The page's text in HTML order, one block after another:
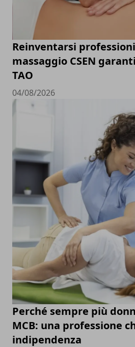
Reinventarsi
massaggio CSEN
TAO
04/08/2026
Perché sempre più
MCB: una professione
indipendenza